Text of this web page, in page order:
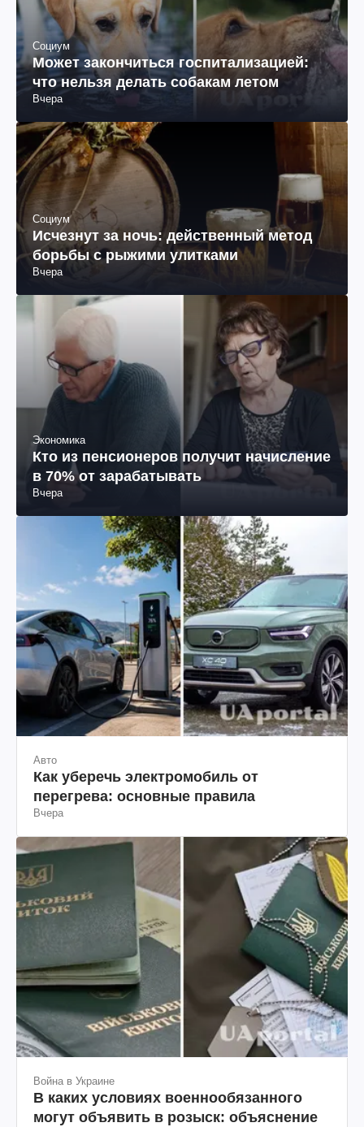
Социум
Может закончиться госпитализацией:
что нельзя делать собакам летом
Вчера
Социум
Исчезнут за ночь: действенный метод
борьбы с рыжими улитками
Вчера
Экономика
Кто из пенсионеров получит начисление
в 70% от зарабатывать
Вчера
Авто
Как уберечь электромобиль от
перегрева: основные правила
Вчера
Война в Украине
В каких условиях военнообязанного
могут объявить в розыск: объяснение